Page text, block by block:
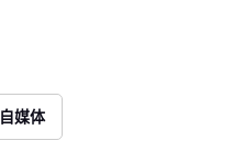
自媒体